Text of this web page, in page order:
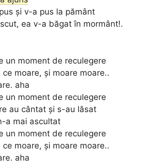
și v-a pus la pământ
ea v-a băgat în mormânt!.
un moment de reculegere
moare, și moare moare..
aha
un moment de reculegere
au cântat și s-au lăsat
a mai ascultat
un moment de reculegere
moare, și moare moare..
aha